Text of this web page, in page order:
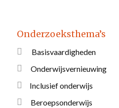
Onderzoeksthema’s
Basisvaardigheden
Onderwijsvernieuwing
Inclusief onderwijs
Beroepsonderwijs